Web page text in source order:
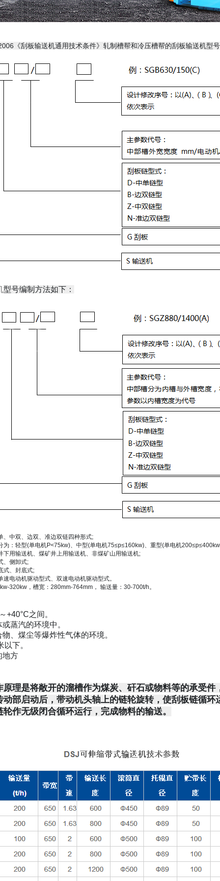
《刮板输送机通用技术条件》轧制槽帮和冷压槽帮的刮板输送机型
型号编制方法如下：
、中双、边双、准边双链四种形式;
为：轻型(单电机P<75kw)、中型(单电机75≤p≤160kw)、重型(单电机
下用输送机、煤矿井上用输送机、非煤矿山用输送机;
、侧卸式;
式、封底式;
电动机驱动型式、双速电动机驱动型式。
320kw，槽宽：280mm-764mm， 输送量：30-700t/h。
+40°C之间。
蒸汽的环境中。
、煤尘等爆炸性气体的环境。
下。
地方
原理是将敞开的溜槽作为煤炭、矸石或物料等的承受
动部启动后，带动机头轴上的链轮旋转，使刮板链循
作无级闭合循环运行，完成物料的输送。